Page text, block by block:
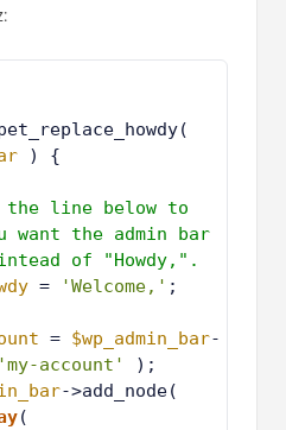
) {
line below to
want the admin bar
of "Howdy,".
= 'Welcome,' ;
= $wp_admin_bar-
'my-account'
);
->add_node(
(